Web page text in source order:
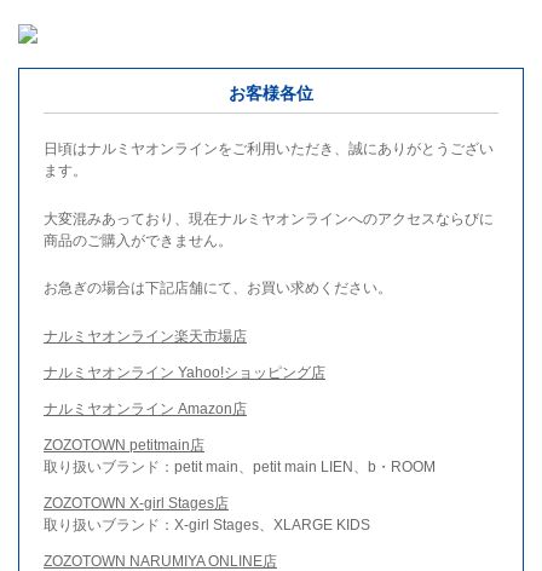
お客様各位
日頃はナルミヤオンラインをご利用いただき、誠にありがとうござい
ます。
大変混みあっており、現在ナルミヤオンラインへのアクセスならびに
商品のご購入ができません。
お急ぎの場合は下記店舗にて、お買い求めください。
ナルミヤオンライン楽天市場店
ナルミヤオンライン Yahoo!ショッピング店
ナルミヤオンライン Amazon店
ZOZOTOWN petitmain店
取り扱いブランド：petit main、petit main LIEN、b・ROOM
ZOZOTOWN X-girl Stages店
取り扱いブランド：X-girl Stages、XLARGE KIDS
ZOZOTOWN NARUMIYA ONLINE店